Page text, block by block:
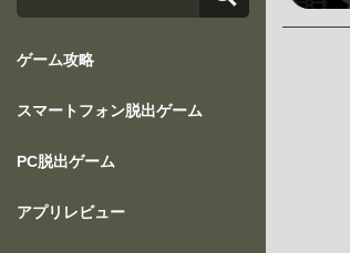
ゲーム攻略
スマートフォン脱出ゲーム
PC脱出ゲーム
アプリレビュー